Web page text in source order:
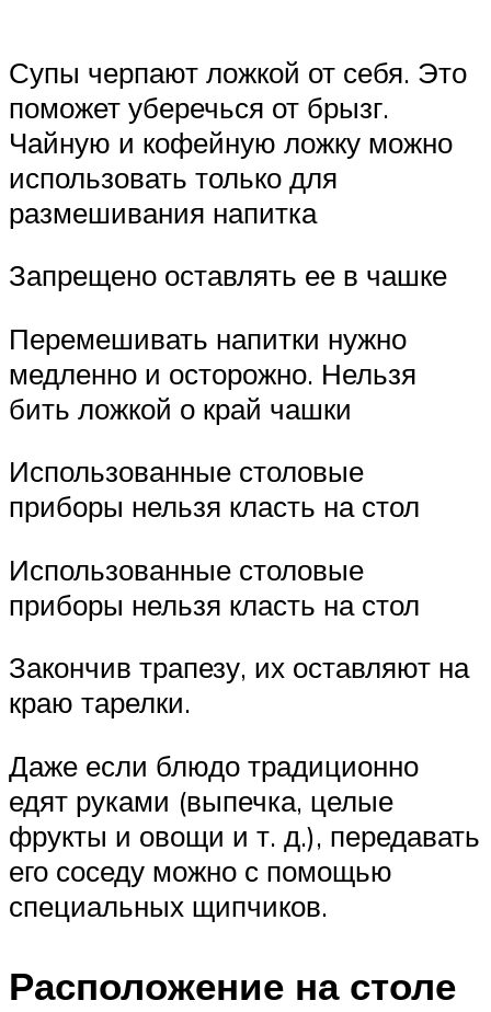
Супы черпают ложкой от себя. Это
поможет уберечься от брызг.
Чайную и кофейную ложку можно
использовать только для
размешивания напитка
Запрещено оставлять ее в чашке
Перемешивать напитки нужно
медленно и осторожно. Нельзя
бить ложкой о край чашки
Использованные столовые
приборы нельзя класть на стол
Использованные столовые
приборы нельзя класть на стол
Закончив трапезу, их оставляют на
краю тарелки.
Даже если блюдо традиционно
едят руками (выпечка, целые
фрукты и овощи и т. д.), передавать
его соседу можно с помощью
специальных щипчиков.
Расположение на столе